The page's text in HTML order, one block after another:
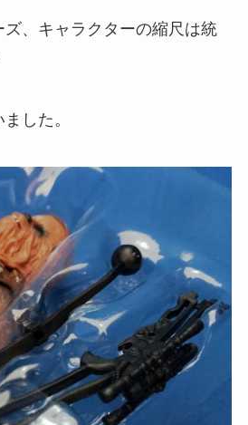
ズ、キャラクターの縮尺は統
した。